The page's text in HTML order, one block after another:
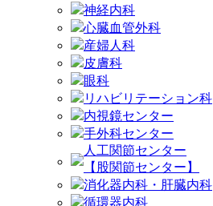
神経内科
心臓血管外科
産婦人科
皮膚科
眼科
リハビリテーション科
内視鏡センター
手外科センター
人工関節センター
【股関節センター】
消化器内科・肝臓内科
循環器内科